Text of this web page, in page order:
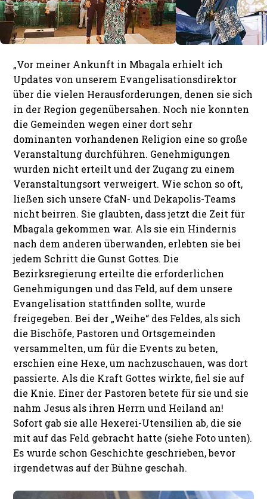
„Vor meiner Ankunft in Mbagala erhielt ich
Updates von unserem Evangelisationsdirektor
über die vielen Herausforderungen, denen sie sich
in der Region gegenübersahen. Noch nie konnten
die Gemeinden wegen einer dort sehr
dominanten vorhandenen Religion eine so große
Veranstaltung durchführen. Genehmigungen
wurden nicht erteilt und der Zugang zu einem
Veranstaltungsort verweigert. Wie schon so oft,
ließen sich unsere CfaN- und Dekapolis-Teams
nicht beirren. Sie glaubten, dass jetzt die Zeit für
Mbagala gekommen war. Als sie ein Hindernis
nach dem anderen überwanden, erlebten sie bei
jedem Schritt die Gunst Gottes. Die
Bezirksregierung erteilte die erforderlichen
Genehmigungen und das Feld, auf dem unsere
Evangelisation stattfinden sollte, wurde
freigegeben. Bei der „Weihe“ des Feldes, als sich
die Bischöfe, Pastoren und Ortsgemeinden
versammelten, um für die Events zu beten,
erschien eine Hexe, um nachzuschauen, was dort
passierte. Als die Kraft Gottes wirkte, fiel sie auf
die Knie. Einer der Pastoren betete für sie und sie
nahm Jesus als ihren Herrn und Heiland an!
Sofort gab sie alle Hexerei-Utensilien ab, die sie
mit auf das Feld gebracht hatte (siehe Foto unten).
Es wurde schon Geschichte geschrieben, bevor
irgendetwas auf der Bühne geschah.